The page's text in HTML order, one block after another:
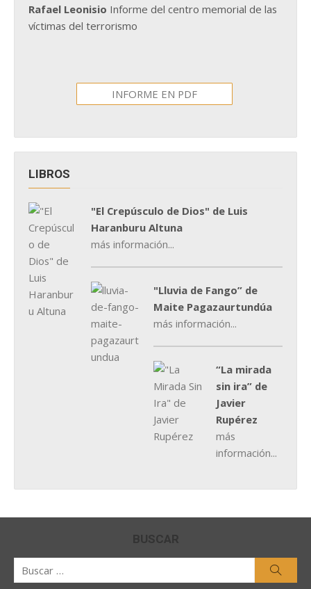
Rafael Leonisio Informe del centro memorial de las
víctimas del terrorismo
INFORME EN PDF
LIBROS
"El Crepúsculo de Dios" de Luis
Haranburu Altuna
más información...
"Lluvia de Fango” de
Maite Pagazaurtundúa
más información...
“La mirada
sin ira” de
Javier
Rupérez
más
información...
BUSCAR